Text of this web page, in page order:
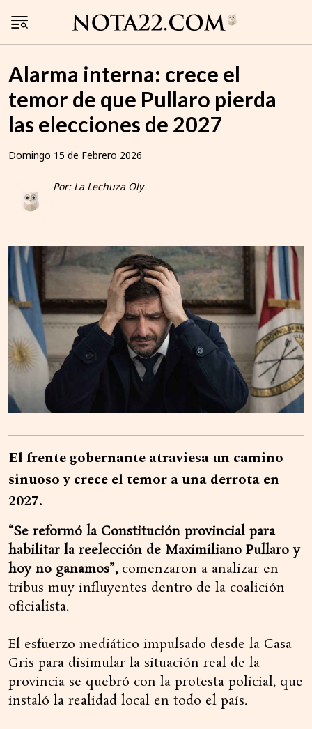
Alarma interna: crece el
temor de que Pullaro pierda
las elecciones de 2027
Domingo 15 de Febrero 2026
Por: La Lechuza Oly
El frente gobernante atraviesa un camino
sinuoso y crece el temor a una derrota en
2027.
“Se reformó la Constitución provincial para
habilitar la reelección de Maximiliano Pullaro y
hoy no ganamos”,comenzaron a analizar en
tribus muy influyentes dentro de la coalición
oficialista.
El esfuerzo mediático impulsado desde la Casa
Gris para disimular la situación real de la
provincia se quebró con la protesta policial, que
instaló la realidad local en todo el país.